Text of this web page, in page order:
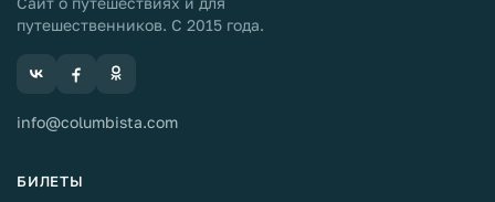
путешественников. С 2015 года.
info@columbista.com
БИЛЕТЫ